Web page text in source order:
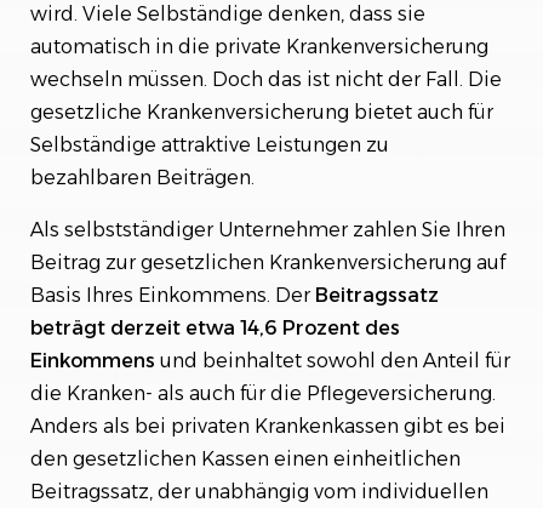
wird. Viele Selbständige denken, dass sie
automatisch in die private Krankenversicherung
wechseln müssen. Doch das ist nicht der Fall. Die
gesetzliche Krankenversicherung bietet auch für
Selbständige attraktive Leistungen zu
bezahlbaren Beiträgen.
Als selbstständiger Unternehmer zahlen Sie Ihren
Beitrag zur gesetzlichen Krankenversicherung auf
Basis Ihres Einkommens. Der Beitragssatz
beträgt derzeit etwa 14,6 Prozent des
Einkommens und beinhaltet sowohl den Anteil für
die Kranken- als auch für die Pflegeversicherung.
Anders als bei privaten Krankenkassen gibt es bei
den gesetzlichen Kassen einen einheitlichen
Beitragssatz, der unabhängig vom individuellen